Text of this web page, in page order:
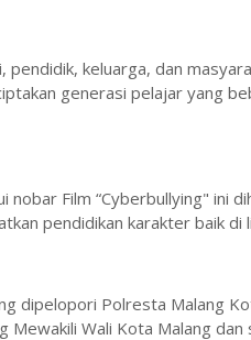
pendidik, keluarga, dan
generasi pelajar yang
nobar Film “Cyberbullying" ini
pendidikan karakter baik di
dipelopori Polresta Malang
Mewakili Wali Kota Malang